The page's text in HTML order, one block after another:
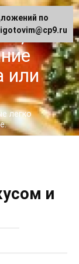
-
или
легко
и
по